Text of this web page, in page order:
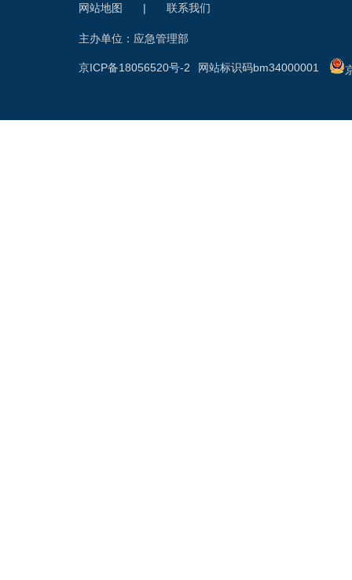
网站地图 | 联系我们
主办单位：应急管理部
网站标识码bm34000001
京ICP备18056520号-2